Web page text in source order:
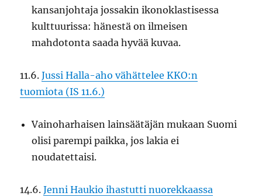
kansanjohtaja jossakin ikonoklastisessa
kulttuurissa: hänestä on ilmeisen
mahdotonta saada hyvää kuvaa.
11.6.Jussi Halla-aho vähättelee KKO:n
tuomiota (IS 11.6.)
Vainoharhaisen lainsäätäjän mukaan Suomi
olisi parempi paikka, jos lakia ei
noudatettaisi.
14.6.Jenni Haukio ihastutti nuorekkaassa